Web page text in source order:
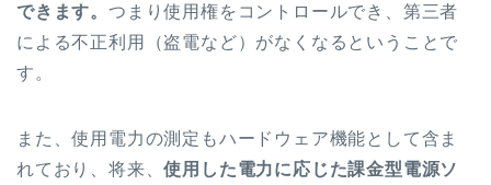
できます。 つまり使用権をコントロールでき、第三者
による不正利用（盗電など）がなくなるということで
す。
また、使用電力の測定もハードウェア機能として含ま
れており、将来、使用した電力に応じた課金型電源ソ